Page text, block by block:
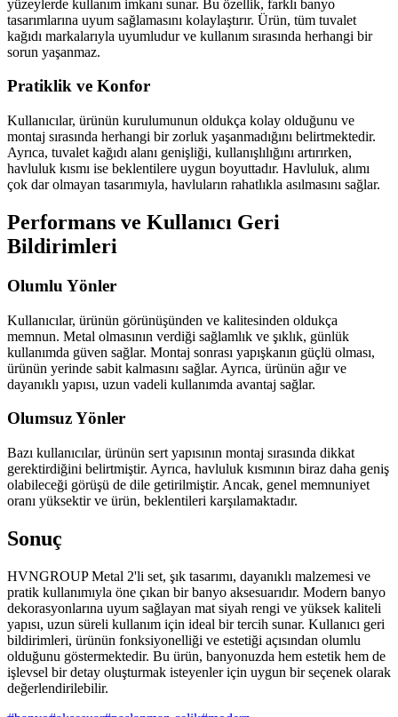
yüzeylerde kullanım imkanı sunar. Bu özellik, farklı banyo
tasarımlarına uyum sağlamasını kolaylaştırır. Ürün, tüm tuvalet
kağıdı markalarıyla uyumludur ve kullanım sırasında herhangi bir
sorun yaşanmaz.
Pratiklik ve Konfor
Kullanıcılar, ürünün kurulumunun oldukça kolay olduğunu ve
montaj sırasında herhangi bir zorluk yaşanmadığını belirtmektedir.
Ayrıca, tuvalet kağıdı alanı genişliği, kullanışlılığını artırırken,
havluluk kısmı ise beklentilere uygun boyuttadır. Havluluk, alımı
çok dar olmayan tasarımıyla, havluların rahatlıkla asılmasını sağlar.
Performans ve Kullanıcı Geri
Bildirimleri
Olumlu Yönler
Kullanıcılar, ürünün görünüşünden ve kalitesinden oldukça
memnun. Metal olmasının verdiği sağlamlık ve şıklık, günlük
kullanımda güven sağlar. Montaj sonrası yapışkanın güçlü olması,
ürünün yerinde sabit kalmasını sağlar. Ayrıca, ürünün ağır ve
dayanıklı yapısı, uzun vadeli kullanımda avantaj sağlar.
Olumsuz Yönler
Bazı kullanıcılar, ürünün sert yapısının montaj sırasında dikkat
gerektirdiğini belirtmiştir. Ayrıca, havluluk kısmının biraz daha geniş
olabileceği görüşü de dile getirilmiştir. Ancak, genel memnuniyet
oranı yüksektir ve ürün, beklentileri karşılamaktadır.
Sonuç
HVNGROUP Metal 2'li set, şık tasarımı, dayanıklı malzemesi ve
pratik kullanımıyla öne çıkan bir banyo aksesuarıdır. Modern banyo
dekorasyonlarına uyum sağlayan mat siyah rengi ve yüksek kaliteli
yapısı, uzun süreli kullanım için ideal bir tercih sunar. Kullanıcı geri
bildirimleri, ürünün fonksiyonelliği ve estetiği açısından olumlu
olduğunu göstermektedir. Bu ürün, banyonuzda hem estetik hem de
işlevsel bir detay oluşturmak isteyenler için uygun bir seçenek olarak
değerlendirilebilir.